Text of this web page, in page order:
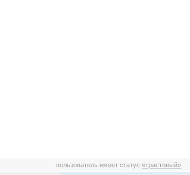
пользователь имеет статус«трастовый»